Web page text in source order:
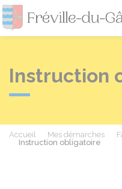
Instruction
Accueil Mes démarches
Instruction obligatoire